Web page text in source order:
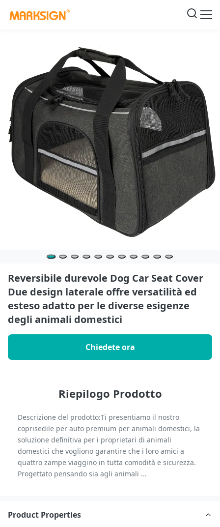
Reversibile durevole Dog Car Seat Cover
Due design laterale offre versatilità ed
esteso adatto per le diverse esigenze
degli animali domestici
Chiedete ora
Riepilogo Prodotto
Descrizione del prodotto:Ti presentiamo il nostro
coprisedile per auto premium per animali domestici, la
soluzione definitiva per i proprietari di animali
domestici che vogliono garantire che i loro amici a
quattro zampe viaggino in tutta comodità e sicurezza.
Progettato pensando sia agli animali ...
Product Properties